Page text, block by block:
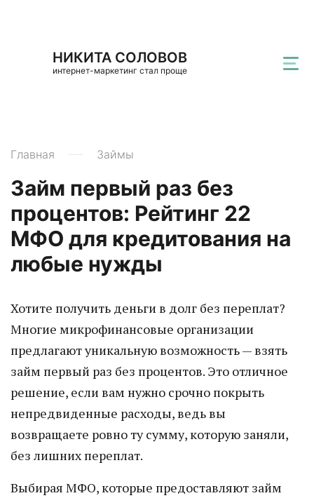
НИКИТА СОЛОВОВ
интернет-маркетинг стал проще
Главная Займы
Займ первый раз без
процентов: Рейтинг 22
МФО для кредитования на
любые нужды
Хотите получить деньги в долг без переплат?
Многие микрофинансовые организации
предлагают уникальную возможность — взять
займ первый раз без процентов. Это отличное
решение, если вам нужно срочно покрыть
непредвиденные расходы, ведь вы
возвращаете ровно ту сумму, которую заняли,
без лишних переплат.
Выбирая МФО, которые предоставляют займ